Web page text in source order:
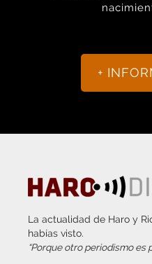
+
La actualidad de Haro y
habías visto.
“Porque otro periodismo es